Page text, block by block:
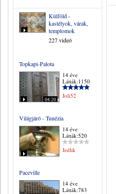
Külföld -
kastélyok, várak,
templomok
227 videó
Topkapi-Palota
04:20
14 éve
Látták:1150
Joli52
Világjáró - Tunézia
14 éve
Látták:520
Jedlik
Paceville
14 éve
Látták:783